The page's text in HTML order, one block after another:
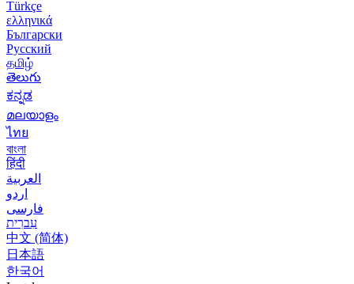
Türkçe
ελληνικά
Български
Русский
தமிழ்
తెలుగు
ಕನ್ನಡ
മലയാളം
ไทย
বাংলা
हिंदी
العربية
اردو
فارسی
עִברִית
中文 (简体)
日本語
한국어